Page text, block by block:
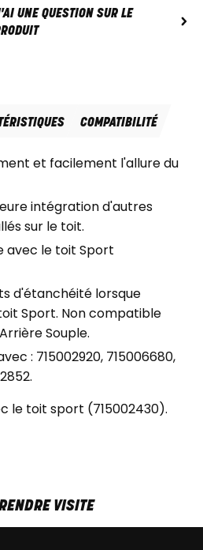
UNE QUESTION SUR LE
COMPATIBILITÉ
et facilement l'allure du
intégration d'autres
sur le toit.
avec le toit Sport
d'étanchéité lorsque
Sport. Non compatible
Souple.
: 715002920, 715006680,
le toit sport (715002430).
VISITE